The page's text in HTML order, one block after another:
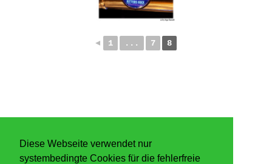
Diese Webseite verwendet nur
systembedingte Cookies für die fehlerfreie
◄ 1 ... 7 8